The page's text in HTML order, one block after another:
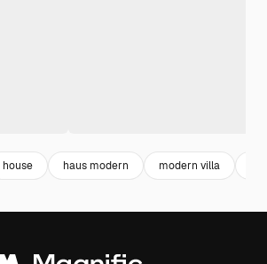
house haus modern modern villa